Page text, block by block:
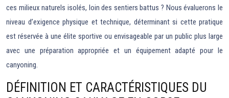
ces milieux naturels isolés, loin des sentiers battus ? Nous évaluerons le
niveau d’exigence physique et technique, déterminant si cette pratique
est réservée à une élite sportive ou envisageable par un public plus large
avec une préparation appropriée et un équipement adapté pour le
canyoning.
DÉFINITION ET CARACTÉRISTIQUES DU